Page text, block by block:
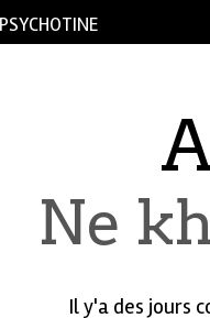
PSYCHOTINE
Ne
Il y'a des jours